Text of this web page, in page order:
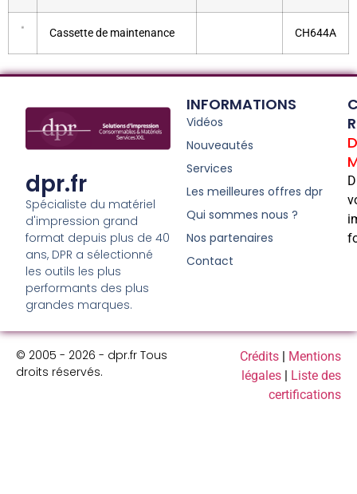
Cassette de maintenance CH644A
dpr.fr
Spécialiste du matériel
d'impression grand
format depuis plus de 40
ans, DPR a sélectionné
les outils les plus
performants des plus
grandes marques.
INFORMATIONS
Vidéos
Nouveautés
Services
Les meilleures offres dpr
Qui sommes nous ?
Nos partenaires
Contact
© 2005 - 2026 - dpr.fr Tous
droits réservés.
Crédits | Mentions
légales | Liste des
certifications